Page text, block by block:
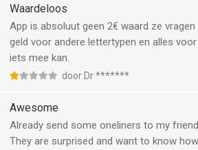
Waardeloos
App is absoluut geen 2€ waard ze
geld voor andere lettertypen en alles
iets mee kan.
door Dr *******
Awesome
Already send some oneliners to my
They are surprised and want to know